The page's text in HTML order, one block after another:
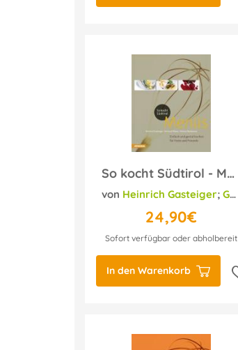
So kocht Südtirol - Menüs
von Heinrich Gasteiger; Gerhard Wieser
24,90€
Sofort verfügbar oder abholbereit
In den Warenkorb